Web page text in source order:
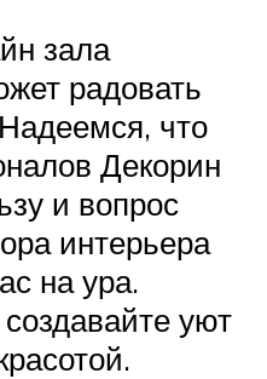
зала
радовать
что
Декорин
и вопрос
интерьера
на ура.
уют